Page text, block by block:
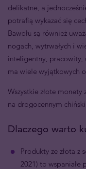
delikatne, a
potrafią wykazać się
Bawołu są również
nogach, wytrwałych i
inteligentny, pracowity,
ma wiele wyjątkowych
Wszystkie złote
na drogocennym
Dlaczego warto
Produkty ze złota z
2021) to wspaniałe